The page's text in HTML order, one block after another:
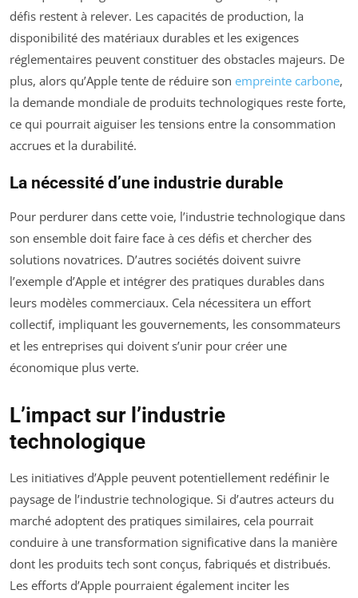
défis restent à relever. Les capacités de production, la
disponibilité des matériaux durables et les exigences
réglementaires peuvent constituer des obstacles majeurs. De
plus, alors qu’Apple tente de réduire son empreinte carbone,
la demande mondiale de produits technologiques reste forte,
ce qui pourrait aiguiser les tensions entre la consommation
accrues et la durabilité.
La nécessité d’une industrie durable
Pour perdurer dans cette voie, l’industrie technologique dans
son ensemble doit faire face à ces défis et chercher des
solutions novatrices. D’autres sociétés doivent suivre
l’exemple d’Apple et intégrer des pratiques durables dans
leurs modèles commerciaux. Cela nécessitera un effort
collectif, impliquant les gouvernements, les consommateurs
et les entreprises qui doivent s’unir pour créer une
économique plus verte.
L’impact sur l’industrie
technologique
Les initiatives d’Apple peuvent potentiellement redéfinir le
paysage de l’industrie technologique. Si d’autres acteurs du
marché adoptent des pratiques similaires, cela pourrait
conduire à une transformation significative dans la manière
dont les produits tech sont conçus, fabriqués et distribués.
Les efforts d’Apple pourraient également inciter les